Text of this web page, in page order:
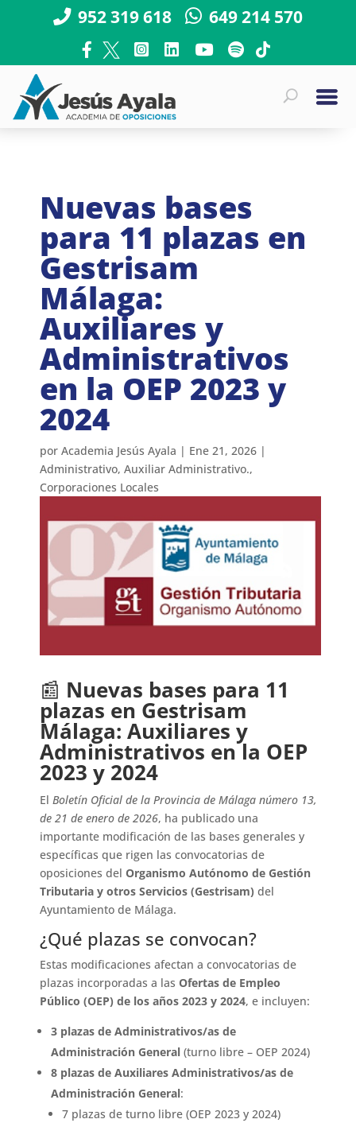
952 319 618 649 214 570
Nuevas bases
para 11 plazas en
Gestrisam
Málaga:
Auxiliares y
Administrativos
en la OEP 2023 y
2024
porAcademia Jesús Ayala | Ene 21, 2026 |
Administrativo,Auxiliar Administrativo.,
Corporaciones Locales
📰 Nuevas bases para 11
plazas en Gestrisam
Málaga: Auxiliares y
Administrativos en la OEP
2023 y 2024
ElBoletín Oficial de la Provincia de Málaga número 13,
de 21 de enero de 2026, ha publicado una
importante modificación de las bases generales y
específicas que rigen las convocatorias de
oposiciones delOrganismo Autónomo de Gestión
Tributaria y otros Servicios (Gestrisam) del
Ayuntamiento de Málaga.
¿Qué plazas se convocan?
Estas modificaciones afectan a convocatorias de
plazas incorporadas a lasOfertas de Empleo
Público (OEP) de los años 2023 y 2024, e incluyen:
3 plazas de Administrativos/as de
Administración General (turno libre – OEP 2024)
8 plazas de Auxiliares Administrativos/as de
Administración General:
7 plazas de turno libre (OEP 2023 y 2024)